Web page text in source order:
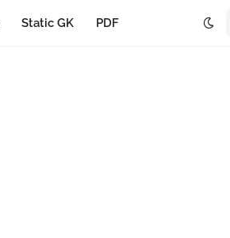
Static GK PDF